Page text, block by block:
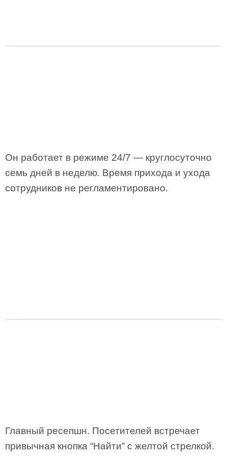
Он работает в режиме 24/7 — круглосуточно
семь дней в неделю. Время прихода и ухода
сотрудников не регламентировано.
Главный ресепшн. Посетителей встречает
привычная кнопка “Найти” с желтой стрелкой.